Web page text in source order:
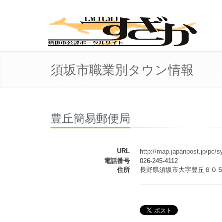
須坂市職業別タウン情報
豊丘簡易郵便局
URL
http://map.japanpost.jp/pc/
電話番号
026-245-4112
住所
長野県須坂市大字豊丘６０